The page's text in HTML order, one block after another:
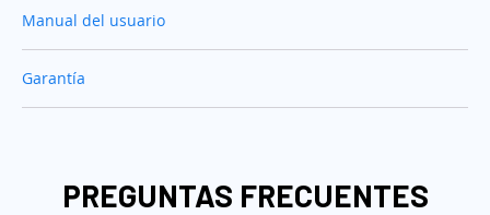
Manual del usuario
Garantía
PREGUNTAS FRECUENTES